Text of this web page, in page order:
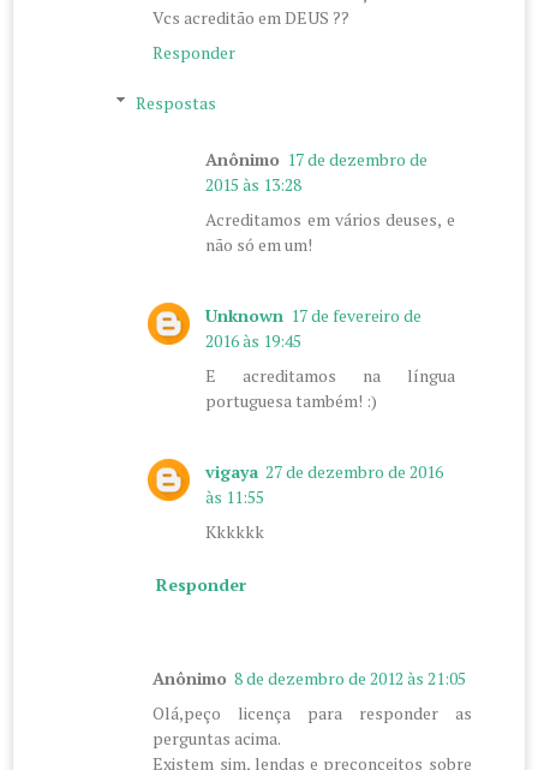
Vcs acreditão em DEUS ??
Responder
Respostas
Anônimo 17 de dezembro de
2015 às 13:28
Acreditamos em vários deuses, e
não só em um!
Unknown 17 de fevereiro de
2016 às 19:45
E acreditamos na língua
portuguesa também! :)
vigaya 27 de dezembro de 2016
às 11:55
Kkkkkk
Responder
Anônimo 8 de dezembro de 2012 às 21:05
Olá,peço licença para responder as
perguntas acima.
Existem sim, lendas e preconceitos sobre